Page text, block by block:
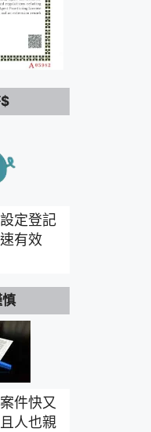
定登記
有效
件快又
人也親